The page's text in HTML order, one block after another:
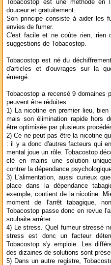
Tobacostop est une méthode
douceur et gratuitement.
Son principe consiste à aider les
envies de fumer.
C'est facile et ne coûte rien, rien
suggestions de Tobacostop.
Tobacostop est né du
d'articles et d'ouvrages sur la
émergé.
Tobacostop a recensé 9 domaines
peuvent être réduites :
1) La nicotine en premier lieu,
mais son élimination rapide hors
être optimisée par plusieurs
2) Ce ne peut pas être la nicotine
: il y a donc d'autres facteurs qui
mental joue un rôle. Tobacostop
clé en mains une solution
contrer la dépendance
3) L'alimentation, aussi curieux
place dans la dépendance
exemple, contient de la nicotine.
moment de l'arrêt tabagique,
Tobacostop passe donc en revue
souhaite arrêter.
4) Le stress. Quel fumeur stressé
stress est donc un facteur
Tobacostop s'y emploie. Les
des dizaines de solutions sont
5) Dans un autre registre,